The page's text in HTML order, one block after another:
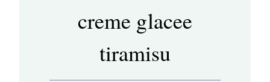
creme glacee
tiramisu